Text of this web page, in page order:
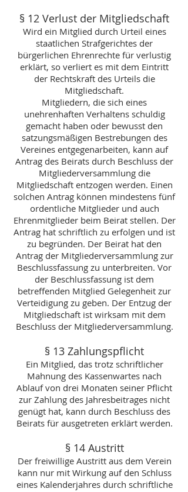
§ 12 Verlust der Mitgliedschaft
Wird ein Mitglied durch Urteil eines
staatlichen Strafgerichtes der
bürgerlichen Ehrenrechte für verlustig
erklärt, so verliert es mit dem Eintritt
der Rechtskraft des Urteils die
Mitgliedschaft.
Mitgliedern, die sich eines
unehrenhaften Verhaltens schuldig
gemacht haben oder bewusst den
satzungsmäßigen Bestrebungen des
Vereines entgegenarbeiten, kann auf
Antrag des Beirats durch Beschluss der
Mitgliederversammlung die
Mitgliedschaft entzogen werden. Einen
solchen Antrag können mindestens fünf
ordentliche Mitglieder und auch
Ehrenmitglieder beim Beirat stellen. Der
Antrag hat schriftlich zu erfolgen und ist
zu begründen. Der Beirat hat den
Antrag der Mitgliederversammlung zur
Beschlussfassung zu unterbreiten. Vor
der Beschlussfassung ist dem
betreffenden Mitglied Gelegenheit zur
Verteidigung zu geben. Der Entzug der
Mitgliedschaft ist wirksam mit dem
Beschluss der Mitgliederversammlung.
§ 13 Zahlungspflicht
Ein Mitglied, das trotz schriftlicher
Mahnung des Kassenwartes nach
Ablauf von drei Monaten seiner Pflicht
zur Zahlung des Jahresbeitrages nicht
genügt hat, kann durch Beschluss des
Beirats für ausgetreten erklärt werden.
§ 14 Austritt
Der freiwillige Austritt aus dem Verein
kann nur mit Wirkung auf den Schluss
eines Kalenderjahres durch schriftliche